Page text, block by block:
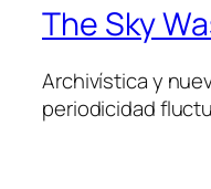
The Sky
Archivística y
periodicidad